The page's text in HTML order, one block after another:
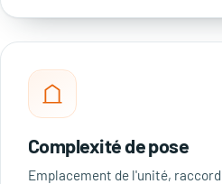
Complexité de pose
Emplacement de l'unité,